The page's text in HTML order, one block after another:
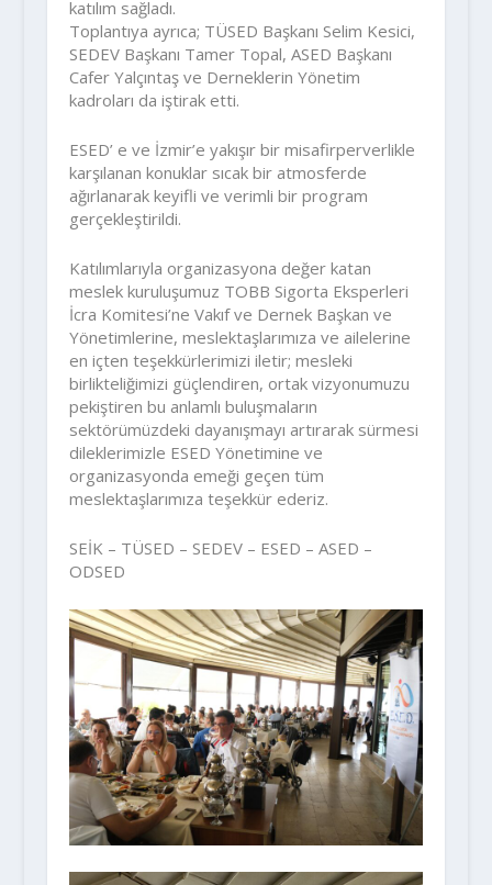
katılım sağladı.
Toplantıya ayrıca; TÜSED Başkanı Selim Kesici,
SEDEV Başkanı Tamer Topal, ASED Başkanı
Cafer Yalçıntaş ve Derneklerin Yönetim
kadroları da iştirak etti.
ESED’ e ve İzmir’e yakışır bir misafirperverlikle
karşılanan konuklar sıcak bir atmosferde
ağırlanarak keyifli ve verimli bir program
gerçekleştirildi.
Katılımlarıyla organizasyona değer katan
meslek kuruluşumuz TOBB Sigorta Eksperleri
İcra Komitesi’ne Vakıf ve Dernek Başkan ve
Yönetimlerine, meslektaşlarımıza ve ailelerine
en içten teşekkürlerimizi iletir; mesleki
birlikteliğimizi güçlendiren, ortak vizyonumuzu
pekiştiren bu anlamlı buluşmaların
sektörümüzdeki dayanışmayı artırarak sürmesi
dileklerimizle ESED Yönetimine ve
organizasyonda emeği geçen tüm
meslektaşlarımıza teşekkür ederiz.
SEİK – TÜSED – SEDEV – ESED – ASED –
ODSED